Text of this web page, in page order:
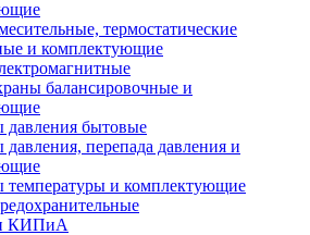
термостатические
и комплектующие
балансировочные и
давления бытовые
давления, перепада давления и
температуры и комплектующие
КИПиА